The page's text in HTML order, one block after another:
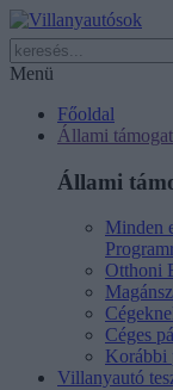
Menü
Főoldal
Állami
Állami
Minden
Otthoni
Céges
Korábbi
Villanyautó